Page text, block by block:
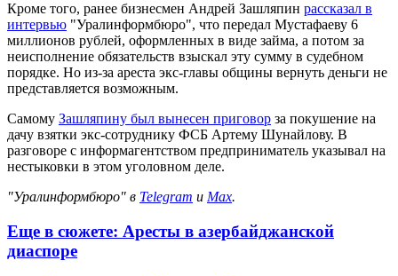
Кроме того, ранее бизнесмен Андрей Зашляпин рассказал в
интервью "Уралинформбюро", что передал Мустафаеву 6
миллионов рублей, оформленных в виде займа, а потом за
неисполнение обязательств взыскал эту сумму в судебном
порядке. Но из-за ареста экс-главы общины вернуть деньги не
представляется возможным.
Самому Зашляпину был вынесен приговор за покушение на
дачу взятки экс-сотруднику ФСБ Артему Шунайлову. В
разговоре с информагентством предприниматель указывал на
нестыковки в этом уголовном деле.
"Уралинформбюро" в Telegram и Max.
Еще в сюжете: Аресты в азербайджанской
диаспоре